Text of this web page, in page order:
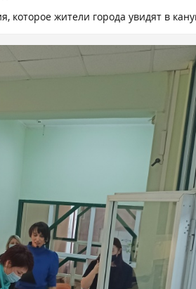
которое жители города увидят в